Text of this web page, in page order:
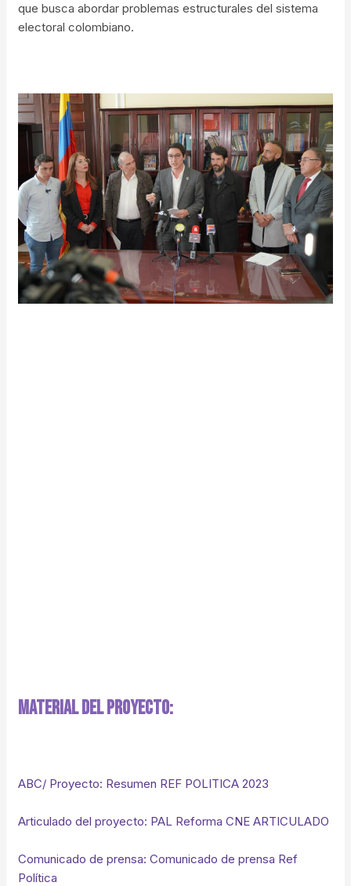
que busca abordar problemas estructurales del sistema
electoral colombiano.
Material Del Proyecto:
ABC/ Proyecto: Resumen REF POLITICA 2023
Articulado del proyecto: PAL Reforma CNE ARTICULADO
Comunicado de prensa: Comunicado de prensa Ref
Política